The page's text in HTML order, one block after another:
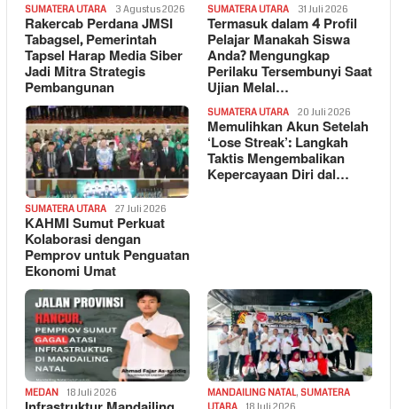
SUMATERA UTARA 3 Agustus 2026
Rakercab Perdana JMSI
Tabagsel, Pemerintah
Tapsel Harap Media Siber
Jadi Mitra Strategis
Pembangunan
SUMATERA UTARA 31 Juli 2026
Termasuk dalam 4 Profil
Pelajar Manakah Siswa
Anda? Mengungkap
Perilaku Tersembunyi Saat
Ujian Melal…
SUMATERA UTARA 27 Juli 2026
KAHMI Sumut Perkuat
Kolaborasi dengan
Pemprov untuk Penguatan
Ekonomi Umat
SUMATERA UTARA 20 Juli 2026
Memulihkan Akun Setelah
‘Lose Streak’: Langkah
Taktis Mengembalikan
Kepercayaan Diri dal…
MEDAN 18 Juli 2026 MANDAILING NATAL, SUMATERA